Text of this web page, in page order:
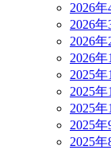
2026年
2026年
2026年
2026年
2025年
2025年
2025年
2025年
2025年